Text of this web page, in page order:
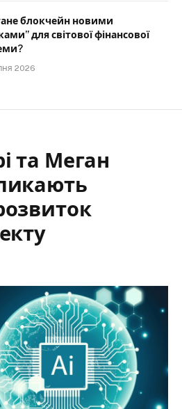
блокчейн новими
для світової фінансової
2026
та Меган